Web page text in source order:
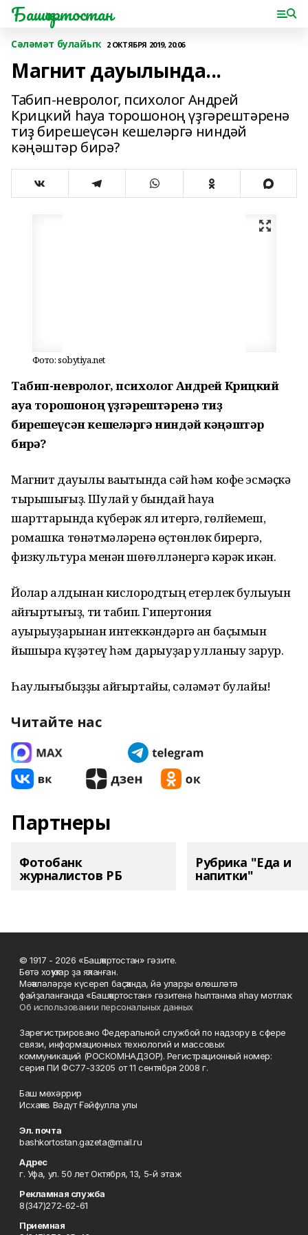
Башҡортостан
Сәләмәт булайыҡ 2 ОКТЯБРЯ 2019, 20:06
Магнит дауылында...
Табип-невролог, психолог Андрей
Крицкий һауа торошоноң үҙгәрештәренә
тиҙ бирешеүсән кешеләргә ниндәй
кәңәштәр бирә?
Фото: sobytiya.net
Табип-невролог, психолог Андрей Крицкий
һауа торошоноң үҙгәрештәренә тиҙ
бирешеүсән кешеләргә ниндәй кәңәштәр
бирә?
Магнит дауылы ваҡытында сәй һәм кофе эсмәҫкә
тырышығыҙ. Шулай уҡ бындай һауа
шарттарында күберәк ял итергә, гөлйемеш,
ромашка төнәтмәләренә өҫтөнлөк бирергә,
физкультура менән шөғөлләнергә кәрәк икән.
Йоҡлар алдынан кислородтың етерлек булыуын
ҡайғыртығыҙ, ти табип. Гипертония
ауырыуҙарынан интеккәндәргә ҡан баҫымын
йышыраҡ күҙәтеү һәм дарыуҙар ҡулланыу зарур.
Һаулығыбыҙҙы ҡайғыртайыҡ, сәләмәт булайыҡ!
Читайте нас
Партнеры
Фотобанк
журналистов РБ
Рубрика "Еда и
напитки"
© 1917 - 2026 «Башҡортостан» гәзите.
Бөтә хоҡуҡтар ҙа яҡланған.
Мәҡәләләрҙе күсереп баҫҡанда, йә уларҙы өлөшләтә
файҙаланғанда «Башҡортостан» гәзитенә һылтанма яһау мотлаҡ.
Об использовании персональных данных
Зарегистрировано Федеральной службой по надзору в сфере
связи, информационных технологий и массовых
коммуникаций (РОСКОМНАДЗОР). Регистрационный номер:
серия ПИ ФС77-33205 от 11 сентября 2008 г.
Баш мөхәррир
Исхаҡов Вәдүт Ғәйфулла улы
Эл. почта
bashkortostan.gazeta@mail.ru
Адрес
г. Уфа, ул. 50 лет Октября, 13, 5-й этаж
Рекламная служба
8(347)272-62-61
Приемная